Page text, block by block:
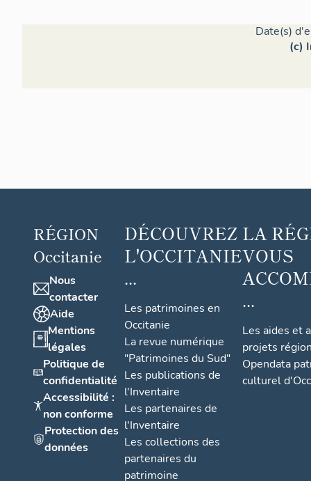
Date(s)
(c)
RÉGION
Occitanie
Nous
contacter
Aide
Mentions
légales
Politique de
confidentialité
Accessibilité :
non conforme
Protection des
données
DÉCOUVREZ
L'OCCITANIE
...
Les patrimoines en
Occitanie
La revue numérique
"Patrimoines du Sud"
Les publications de
l'Inventaire
Les partenaires de
l'Inventaire
Les collections des
partenaires du
patrimoine
LA
VOUS
...
Les aides et
projets
Opendata
culturel